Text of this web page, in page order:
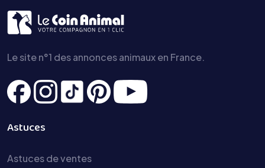
Le site n°1 des annonces animaux en France.
Astuces
Astuces de ventes